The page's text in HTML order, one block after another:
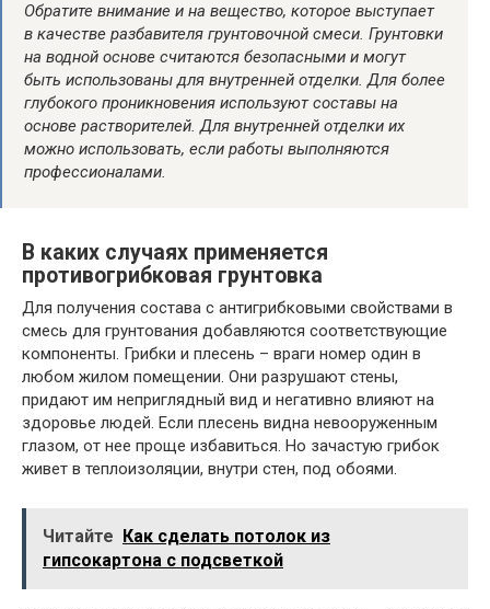
Обратите внимание и на вещество, которое выступает
в качестве разбавителя грунтовочной смеси. Грунтовки
на водной основе считаются безопасными и могут
быть использованы для внутренней отделки. Для более
глубокого проникновения используют составы на
основе растворителей. Для внутренней отделки их
можно использовать, если работы выполняются
профессионалами.
В каких случаях применяется
противогрибковая грунтовка
Для получения состава с антигрибковыми свойствами в
смесь для грунтования добавляются соответствующие
компоненты. Грибки и плесень – враги номер один в
любом жилом помещении. Они разрушают стены,
придают им неприглядный вид и негативно влияют на
здоровье людей. Если плесень видна невооруженным
глазом, от нее проще избавиться. Но зачастую грибок
живет в теплоизоляции, внутри стен, под обоями.
Читайте
Как сделать потолок из
гипсокартона с подсветкой